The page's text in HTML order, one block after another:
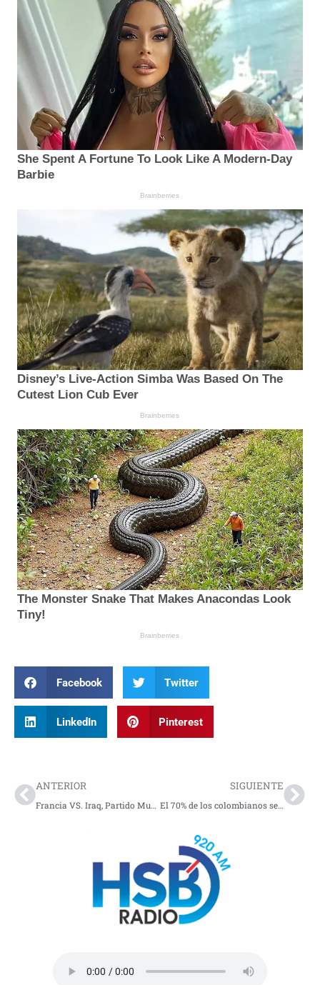
Facebook Twitter
LinkedIn Pinterest
ANTERIOR
Francia VS. Iraq, Partido Mundial 2026: HOY FÚTBOL EN VIVO
SIGUIENTE
El 70% de los colombianos seguirá el Mundial 2026, impulsando el consumo en turismo y entretenimiento